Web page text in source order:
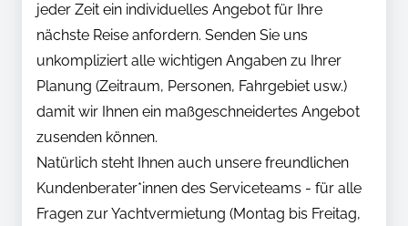
jeder Zeit ein individuelles Angebot für Ihre
nächste Reise anfordern. Senden Sie uns
unkompliziert alle wichtigen Angaben zu Ihrer
Planung (Zeitraum, Personen, Fahrgebiet usw.)
damit wir Ihnen ein maßgeschneidertes Angebot
zusenden können.
Natürlich steht Ihnen auch unsere freundlichen
Kundenberater*innen des Serviceteams - für alle
Fragen zur Yachtvermietung (Montag bis Freitag,